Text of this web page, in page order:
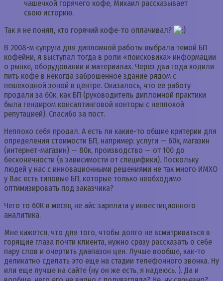
чашечкой горячего кофе, Михаил рассказывает
свою историю.
Так я не понял, кто горячий кофе-то оплачивал?
В 2008-м супруга для дипломной работы выбрала темой БП
кофейни, я выступал тогда в роли «поисковика» информации
о рынке, оборудовании и материалах. Через два года ходили
пить кофе в некогда заброшенное здание рядом с
пешеходной зоной в центре. Оказалось, что ее работу
продали за 60к, как БП (руководитель дипломной практики
была гендиром консалтинговой конторы с неплохой
репутацией). Спасибо за пост.
Неплохо себя продал. А есть ли какие-то общие критерии для
определения стоимости БП, например: услуги — 60к, магазин
(интернет-магазин) — 80к, производство — от 100 до
бесконечности (в зависимости от специфики). Поскольку
людей у нас с инновационными решениями не так много ИМХО
у Вас есть типовые БП, которые только необходимо
оптимизировать под заказчика?
Чего то 60К в месяц не айс зарплата у инвестиционного
аналитика.
Мне кажется, что для того, чтобы долго не всматриваться в
горящие глаза почти клиента, нужно сразу рассказать о себе
пару слов и очертить диапазон цен. Лучше вообще, как-то
деликатно сделать это еще на стадии телефонного звонка. Ну
или еще лучше на сайте (ну он же есть, я надеюсь. ). Да и